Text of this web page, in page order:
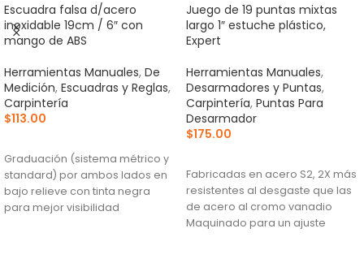
Escuadra falsa d/acero
inoxidable 19cm / 6″ con
mango de ABS
Herramientas Manuales, De
Medición, Escuadras y Reglas,
Carpintería
$113.00
Graduación (sistema métrico y
standard) por ambos lados en
bajo relieve con tinta negra
para mejor visibilidad
Juego de 19 puntas mixtas
largo 1″ estuche plástico,
Expert
Herramientas Manuales,
Desarmadores y Puntas,
Carpintería, Puntas Para
Desarmador
$175.00
Fabricadas en acero S2, 2X más
resistentes al desgaste que las
de acero al cromo vanadio
Maquinado para un ajuste